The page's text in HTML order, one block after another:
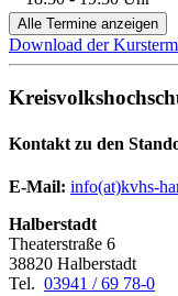
Alle Termine anzeigen
Download der
Kontakt zu den
E-Mail: info(at)kvhs-
Halberstadt
Theaterstraße 6
38820 Halberstadt
Tel. 03941 / 69 78-0